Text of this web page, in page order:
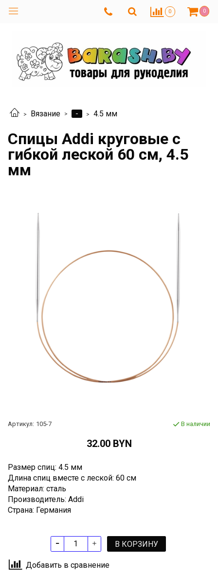
0 0
Вязание - 4.5 мм
Спицы Addi круговые с
гибкой леской 60 см, 4.5
мм
Артикул: 105-7 В наличии
32.00 BYN
Размер спиц: 4.5 мм
Длина спиц вместе с леской: 60 см
Материал: сталь
Производитель: Addi
Страна: Германия
В КОРЗИНУ
Добавить в сравнение